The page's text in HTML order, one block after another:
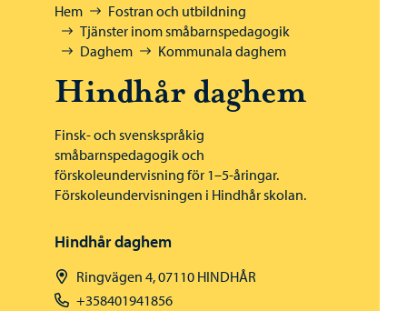
Bläddra:
Hem
Fostran och utbildning
Tjänster inom småbarnspedagogik
Daghem
Kommunala daghem
Hindhår daghem
Finsk- och svenskspråkig
småbarnspedagogik och
förskoleundervisning för 1–5-åringar.
Förskoleundervisningen i Hindhår skolan.
Hindhår daghem
Ringvägen 4, 07110 HINDHÅR
+358401941856